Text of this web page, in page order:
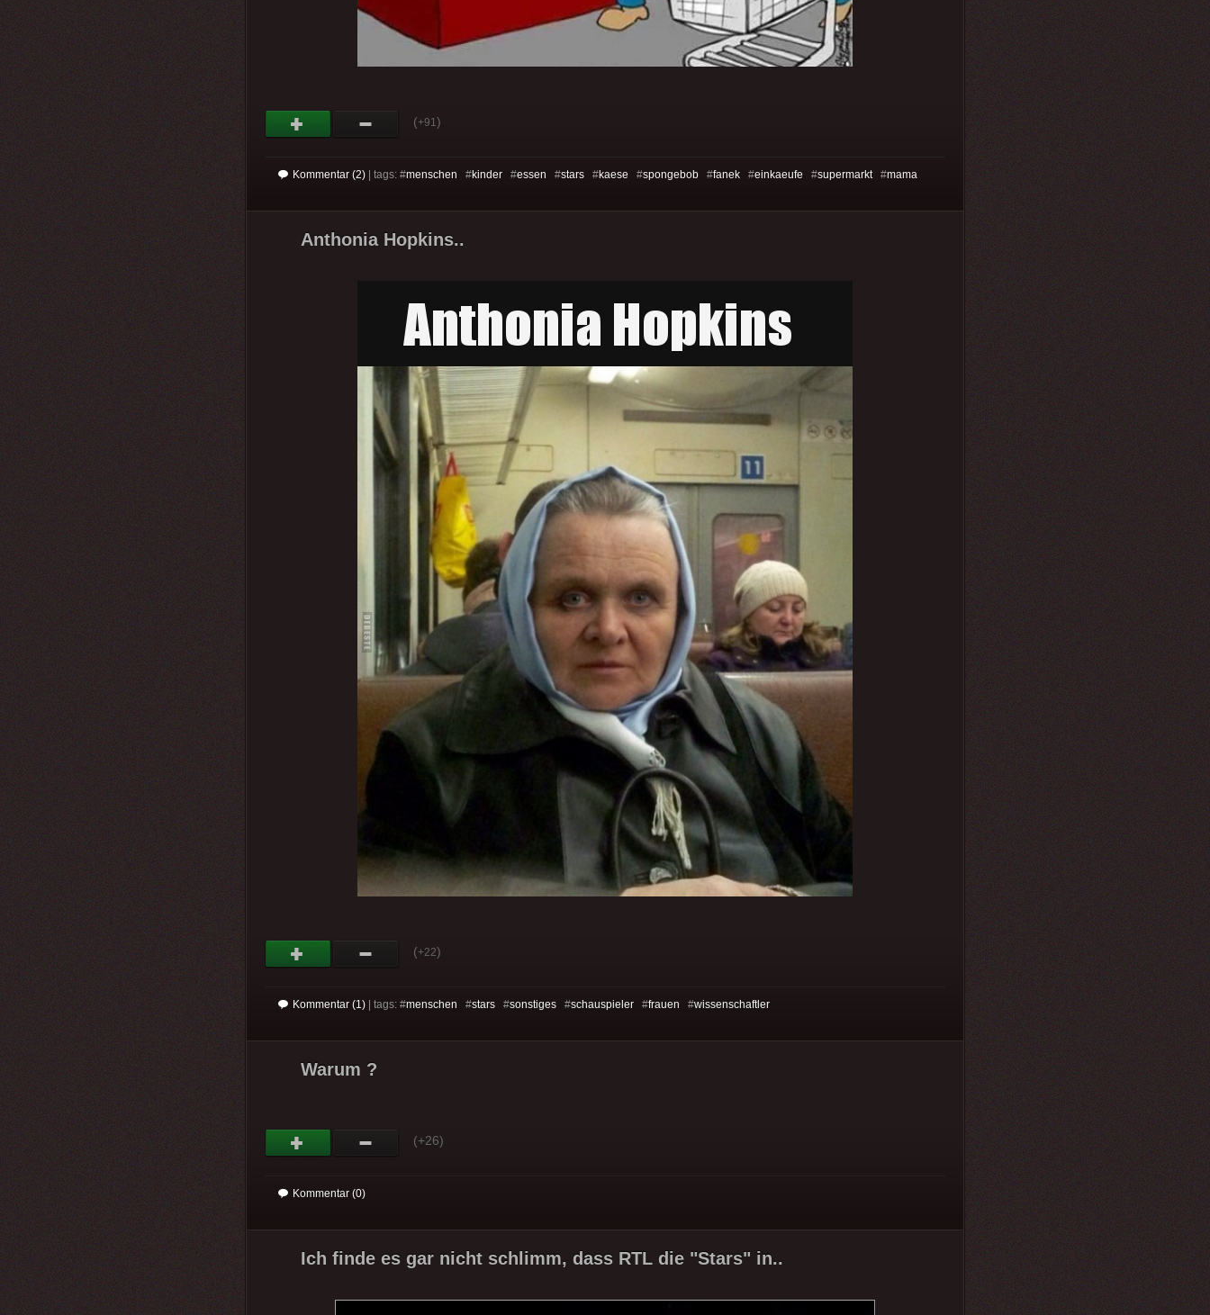
(+91 )
Kommentar (2) | tags: #menschen #kinder #essen #stars #kaese #spongebob #fanek #einkaeufe #supermarkt#mama
Anthonia Hopkins..
(+22)
Kommentar (1) | tags: #menschen #stars #sonstiges #schauspieler #frauen #wissenschaftler
Warum ?
(+26)
Kommentar (0)
Ich finde es gar nicht schlimm, dass RTL die "Stars" in..